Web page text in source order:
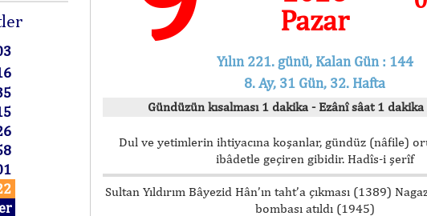
Pazar
Yılın 221. günü, Kalan Gün : 144
8. Ay, 31 Gün, 32. Hafta
Gündüzün kısalması 1 dakika - Ezânî sâat 1 dakika
Dul ve yetimlerin ihtiyacına koşanlar, gündüz (nâfile)
ibâdetle geçiren gibidir. Hadîs-i şerîf
Sultan Yıldırım Bâyezid Hân’ın taht’a çıkması (1389)
bombası atıldı (1945)